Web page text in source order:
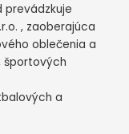
, zaoberajúca
oblečenia a
športových
a